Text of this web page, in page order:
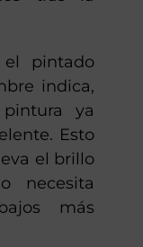
consigue
y con
tras la
pintado
indica,
ya
Esto